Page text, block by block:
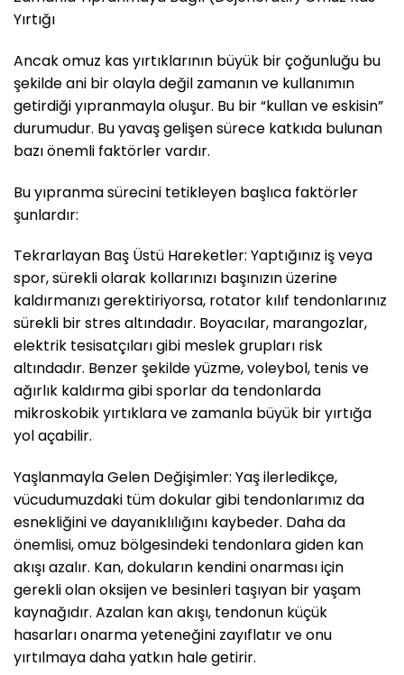
Yırtığı
Ancak omuz kas yırtıklarının büyük bir çoğunluğu bu
şekilde ani bir olayla değil zamanın ve kullanımın
getirdiği yıpranmayla oluşur. Bu bir “kullan ve eskisin”
durumudur. Bu yavaş gelişen sürece katkıda bulunan
bazı önemli faktörler vardır.
Bu yıpranma sürecini tetikleyen başlıca faktörler
şunlardır:
Tekrarlayan Baş Üstü Hareketler: Yaptığınız iş veya
spor, sürekli olarak kollarınızı başınızın üzerine
kaldırmanızı gerektiriyorsa, rotator kılıf tendonlarınız
sürekli bir stres altındadır. Boyacılar, marangozlar,
elektrik tesisatçıları gibi meslek grupları risk
altındadır. Benzer şekilde yüzme, voleybol, tenis ve
ağırlık kaldırma gibi sporlar da tendonlarda
mikroskobik yırtıklara ve zamanla büyük bir yırtığa
yol açabilir.
Yaşlanmayla Gelen Değişimler: Yaş ilerledikçe,
vücudumuzdaki tüm dokular gibi tendonlarımız da
esnekliğini ve dayanıklılığını kaybeder. Daha da
önemlisi, omuz bölgesindeki tendonlara giden kan
akışı azalır. Kan, dokuların kendini onarması için
gerekli olan oksijen ve besinleri taşıyan bir yaşam
kaynağıdır. Azalan kan akışı, tendonun küçük
hasarları onarma yeteneğini zayıflatır ve onu
yırtılmaya daha yatkın hale getirir.